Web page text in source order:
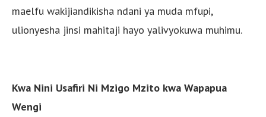
maelfu wakijiandikisha ndani ya muda mfupi,
ulionyesha jinsi mahitaji hayo yalivyokuwa muhimu.
Kwa Nini Usafiri Ni Mzigo Mzito kwa Wapapua
Wengi